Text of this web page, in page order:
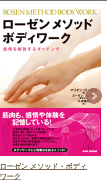
ローゼン メソッド・ボディ
ワーク